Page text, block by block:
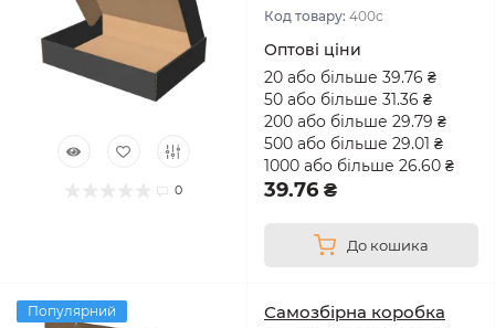
0
Код товару: 400с
Оптові ціни
20 або більше 39.76 ₴
50 або більше 31.36 ₴
200 або більше 29.79 ₴
500 або більше 29.01 ₴
1000 або більше 26.60 ₴
39.76 ₴
До кошика
Популярний
Самозбірна коробка